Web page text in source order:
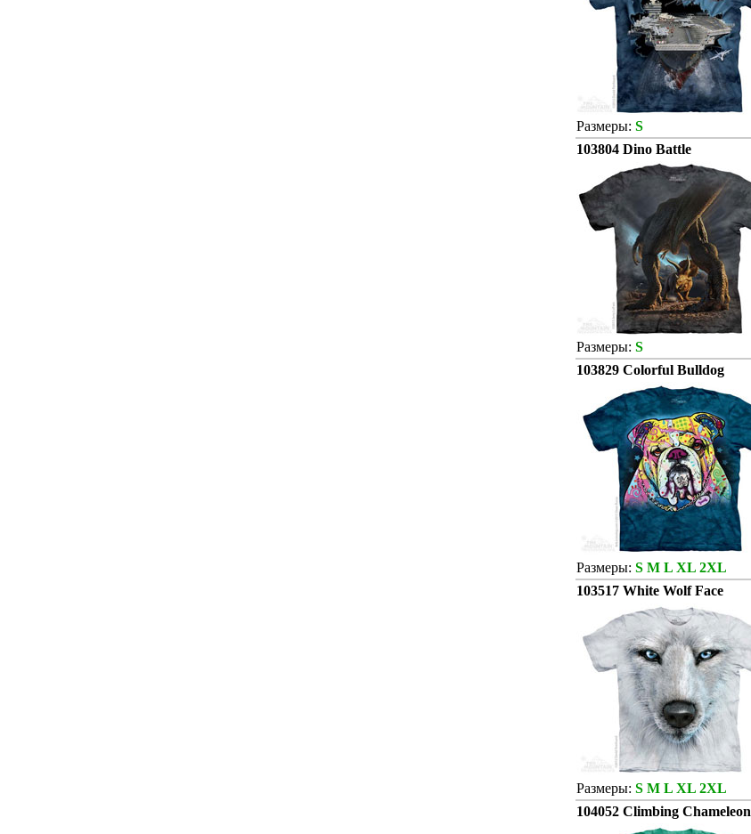
Размеры: S
103804 Dino Battle
Размеры: S
103829 Colorful Bulldog
Размеры: S M L XL 2XL
103517 White Wolf Face
Размеры: S M L XL 2XL
104052 Climbing Chameleon